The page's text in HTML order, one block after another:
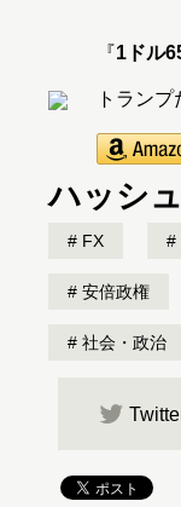
『1ドル
トラン
ハッシ
FX
安倍政権
社会・政治